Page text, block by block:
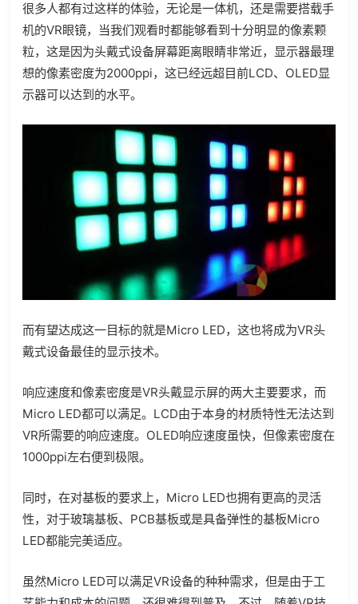
很多人都有过这样的体验，无论是一体机，还是需要搭载手
机的VR眼镜，当我们观看时都能够看到十分明显的像素颗
粒，这是因为头戴式设备屏幕距离眼睛非常近，显示器最理
想的像素密度为2000ppi，这已经远超目前LCD、OLED显
示器可以达到的水平。
而有望达成这一目标的就是Micro LED，这也将成为VR头
戴式设备最佳的显示技术。
响应速度和像素密度是VR头戴显示屏的两大主要要求，而
Micro LED都可以满足。LCD由于本身的材质特性无法达到
VR所需要的响应速度。OLED响应速度虽快，但像素密度在
1000ppi左右便到极限。
同时，在对基板的要求上，Micro LED也拥有更高的灵活
性，对于玻璃基板、PCB基板或是具备弹性的基板Micro
LED都能完美适应。
虽然Micro LED可以满足VR设备的种种需求，但是由于工